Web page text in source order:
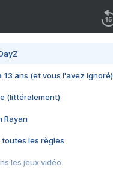
13 ans (et vous l'avez ignoré)
(littéralement)
Rayan
toutes les règles
les jeux vidéo